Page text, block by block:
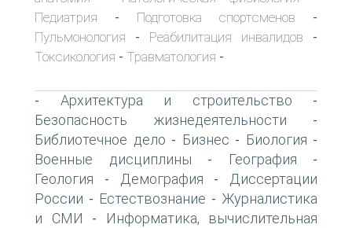
Педиатрия - Подготовка спортсменов -
Пульмонология - Реабилитация инвалидов -
Токсикология - Травматология -
- Архитектура и строительство -
Безопасность жизнедеятельности -
Библиотечное дело - Бизнес - Биология -
Военные дисциплины - География -
Геология - Демография -
Диссертации
России - Естествознание - Журналистика
и СМИ -
Информатика, вычислительная